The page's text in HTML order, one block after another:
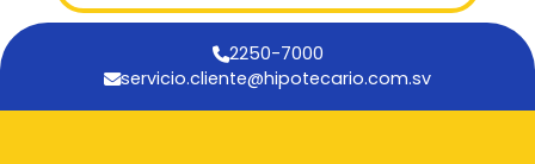
2250-7000
servicio.cliente@hipotecario.com.sv